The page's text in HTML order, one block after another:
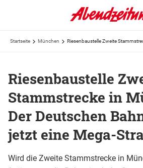
Startseite München
Riesenbaustelle
Stammstrecke in
Der Deutschen
jetzt eine Mega-
Wird die Zweite Stammstrecke in